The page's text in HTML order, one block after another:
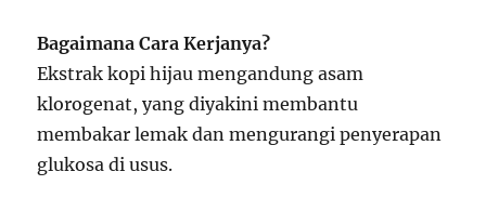
Bagaimana Cara Kerjanya?
Ekstrak kopi hijau mengandung asam
klorogenat, yang diyakini membantu
membakar lemak dan mengurangi penyerapan
glukosa di usus.